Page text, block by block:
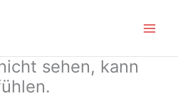
sehen, kann